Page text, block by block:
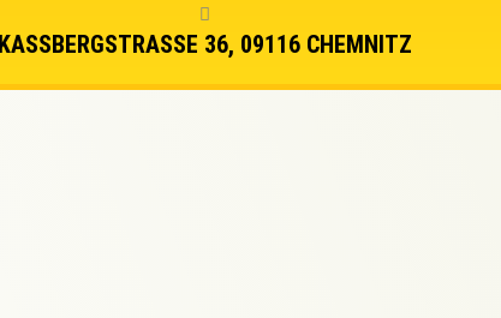
KASSBERGSTRASSE 36, 09116 CHEMNITZ